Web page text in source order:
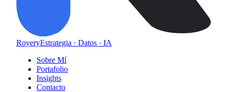
RoyeryEstrategia · Datos · IA
Sobre Mí
Portafolio
Insights
Contacto